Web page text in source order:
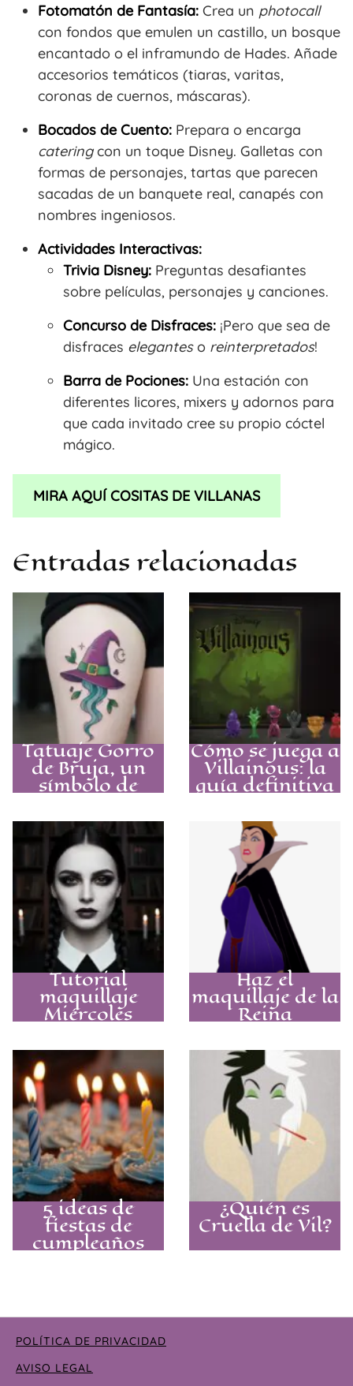
Fotomatón de Fantasía: Crea un photocall
con fondos que emulen un castillo, un bosque
encantado o el inframundo de Hades. Añade
accesorios temáticos (tiaras, varitas,
coronas de cuernos, máscaras).
Bocados de Cuento: Prepara o encarga
cateringcon un toque Disney. Galletas con
formas de personajes, tartas que parecen
sacadas de un banquete real, canapés con
nombres ingeniosos.
Actividades Interactivas:
Trivia Disney: Preguntas desafiantes
sobre películas, personajes y canciones.
Concurso de Disfraces: ¡Pero que sea de
disfraces eleganteso reinterpretados!
Barra de Pociones: Una estación con
diferentes licores, mixers y adornos para
que cada invitado cree su propio cóctel
mágico.
MIRA AQUÍ COSITAS DE VILLANAS
Entradas relacionadas
Tatuaje Gorro
de Bruja, un
símbolo de
poder para tu
piel
Cómo se juega a
Villainous: la
guía definitiva
para reclamar
tu trono
Tutorial
maquillaje
Miércoles
Addams para
desatar a tu
villana interior
con el look
gótico
definitivo
Haz el
maquillaje de la
Reina
Grimhilde y
fascina este
Halloween
5 ideas de
fiestas de
cumpleaños
originales para
¿Quién es
Cruella de Vil?
POLÍTICA DE PRIVACIDAD
AVISO LEGAL